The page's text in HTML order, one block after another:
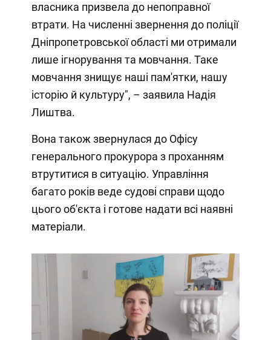
власника призвела до непоправної
втрати. На численні звернення до поліції
Дніпропетровської області ми отримали
лише ігнорування та мовчання. Таке
мовчання знищує наші пам'ятки, нашу
історію й культуру", – заявила Надія
Лиштва.
Вона також звернулася до Офісу
генерального прокурора з проханням
втрутитися в ситуацію. Управління
багато років веде судові справи щодо
цього об'єкта і готове надати всі наявні
матеріали.